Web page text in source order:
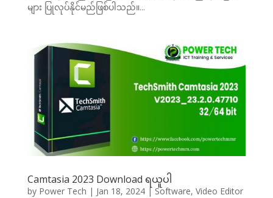
များ ပြုလုပ်နိုင်မည်ဖြစ်ပါသည်။...
Camtasia 2023 Download ရယူပါ
by Power Tech | Jan 18, 2024| Software, Video Editor